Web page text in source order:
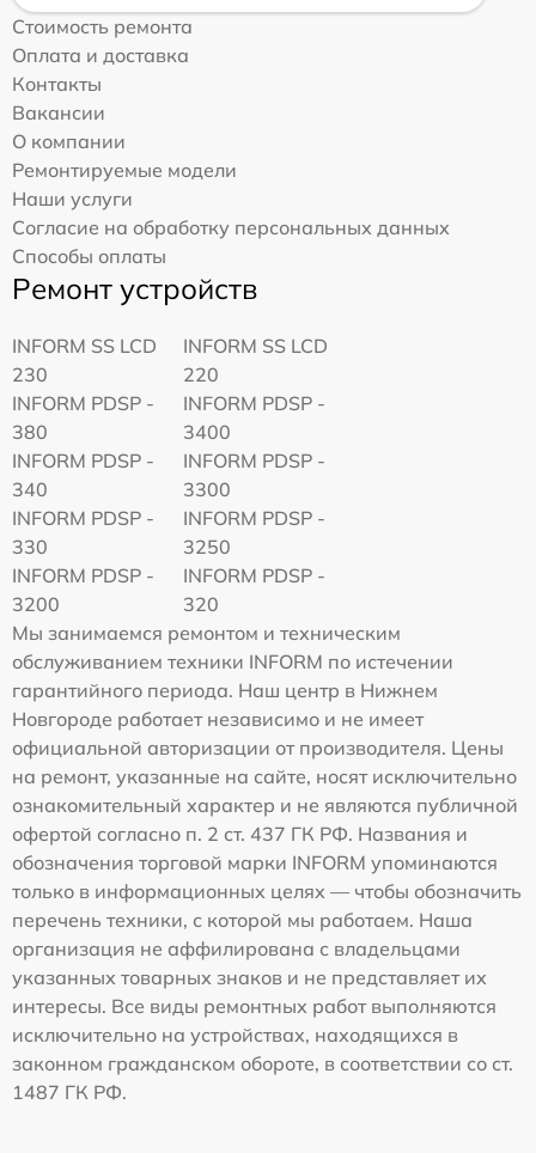
Стоимость ремонта
Оплата и доставка
Контакты
Вакансии
О компании
Ремонтируемые модели
Наши услуги
Согласие на обработку персональных данных
Способы оплаты
Ремонт устройств
INFORM SS LCD
230
INFORM SS LCD
220
INFORM PDSP -
380
INFORM PDSP -
3400
INFORM PDSP -
340
INFORM PDSP -
3300
INFORM PDSP -
330
INFORM PDSP -
3250
INFORM PDSP -
3200
INFORM PDSP -
320
Мы занимаемся ремонтом и техническим
обслуживанием техники INFORM по истечении
гарантийного периода. Наш центр в Нижнем
Новгороде работает независимо и не имеет
официальной авторизации от производителя. Цены
на ремонт, указанные на сайте, носят исключительно
ознакомительный характер и не являются публичной
офертой согласно п. 2 ст. 437 ГК РФ. Названия и
обозначения торговой марки INFORM упоминаются
только в информационных целях — чтобы обозначить
перечень техники, с которой мы работаем. Наша
организация не аффилирована с владельцами
указанных товарных знаков и не представляет их
интересы. Все виды ремонтных работ выполняются
исключительно на устройствах, находящихся в
законном гражданском обороте, в соответствии со ст.
1487 ГК РФ.